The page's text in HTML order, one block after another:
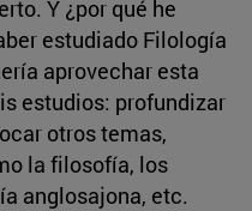
Y ¿por qué he
estudiado Filología
aprovechar esta
estudios: profundizar
otros temas,
la filosofía, los
anglosajona, etc.